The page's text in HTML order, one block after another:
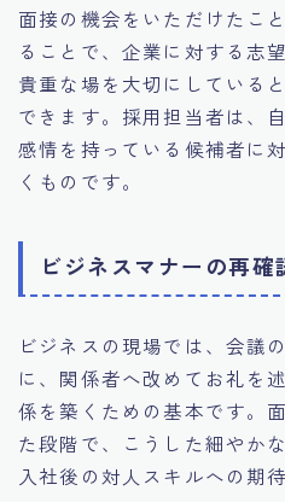
面接の機会をいただけたこ
ることで、企業に対する志
貴重な場を大切にしている
できます。採用担当者は、
感情を持っている候補者に
くものです。
ビジネスマナーの再確
ビジネスの現場では、会議
に、関係者へ改めてお礼を
係を築くための基本です。
た段階で、こうした細やか
入社後の対人スキルへの期